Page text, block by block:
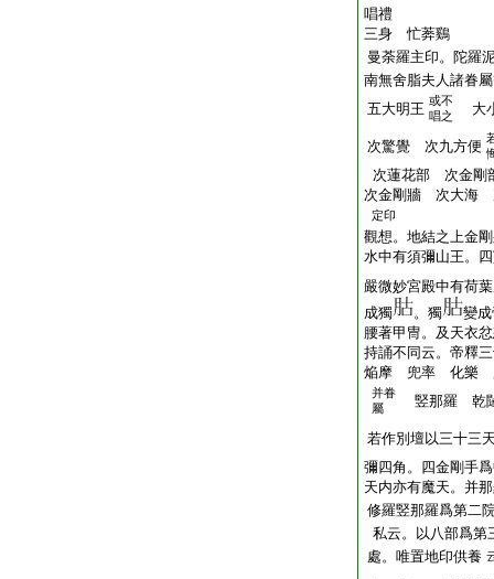
唱禮
三身 忙莾鷄
曼荼羅主印。陀羅
南無舍脂夫人諸眷
五大明王 或不
唱之
大
次驚覺 次九方便
次蓮花部 次金
次金剛牆 次大海
定印
觀想。地結之上金
水中有須彌山王。
嚴微妙宮殿中有荷
成獨
。獨
變
腰著甲冑。及天衣
持誦不同云。帝釋
焔摩 兜率 化樂
并眷
屬
竪那羅 乾
若作別壇以三十三
彌四角。四金剛手
天内亦有魔天。并
修羅竪那羅爲第二
私云。以八部爲第
處。唯置地印供養